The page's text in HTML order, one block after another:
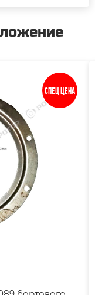
Спец цена